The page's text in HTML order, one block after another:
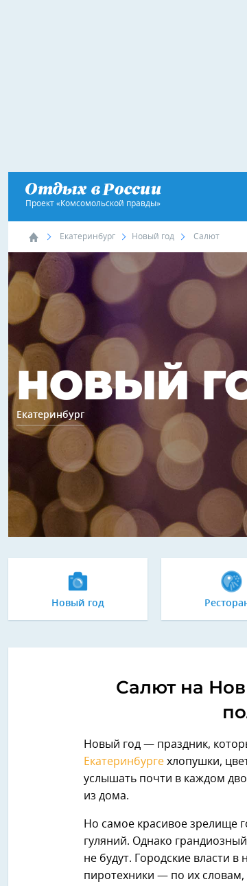
Проект «Комсомольской правды»
Екатеринбург Новый год Салют
НОВЫЙ
Екатеринбург
Новый год
Салют на
Новый год — праздник,
Екатеринбурге хлопушки,
услышать почти в каждом
из дома.
Но самое красивое зрелище
гуляний. Однако
не будут. Городские власти
пиротехники — по их